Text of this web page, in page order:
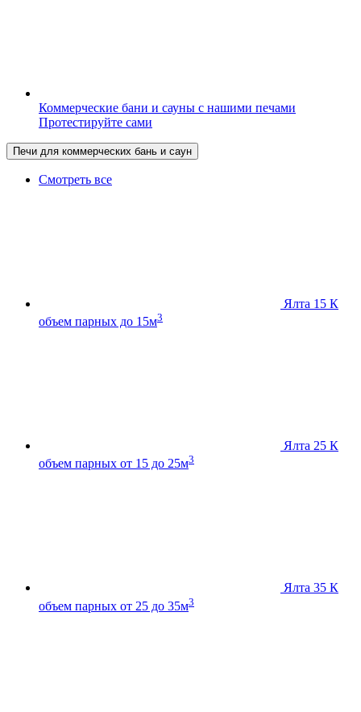
Коммерческие бани и сауны с нашими печами
Протестируйте сами
Печи для коммерческих бань и саун
Смотреть все
Ялта 15 К
объем парных до 15м3
Ялта 25 К
объем парных от 15 до 25м3
Ялта 35 К
объем парных от 25 до 35м3